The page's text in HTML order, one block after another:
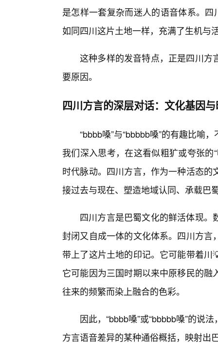
是怎样一套复杂而迷人的语音体系。
如同四川这片土地一样，充满了生机与
这种多样的发音特点，正是四川方
要原因。
四川方言的深层对话：文化基因
“bbbb嗓”与“bbbbb嗓”的有趣比喻
我们深入思考，在这看似粗犷或夸张
时代脉动。四川方言，作为一种活态
接过去与现在、塑造地域认同、承载巴
四川方言是巴蜀文化的鲜活体现
封闭又自成一体的文化体系。四川方
带上了这片土地的印记。它可能带着
它可能因为三国时期以来中原移民的
往来的频繁而染上融合的色彩。
因此，“bbbb嗓”或“bbbbb嗓”的说
方言语音差异的某种通俗概括，映射出